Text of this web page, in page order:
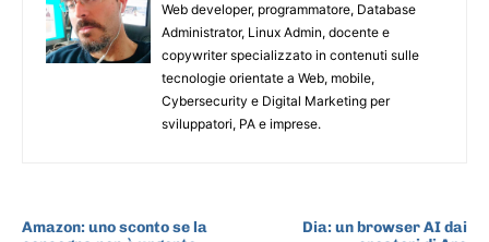
Web developer, programmatore, Database
Administrator, Linux Admin, docente e
copywriter specializzato in contenuti sulle
tecnologie orientate a Web, mobile,
Cybersecurity e Digital Marketing per
sviluppatori, PA e imprese.
Amazon: uno sconto se la
Dia: un browser AI dai